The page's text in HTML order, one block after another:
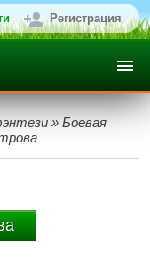
Регистрация
» Боевая